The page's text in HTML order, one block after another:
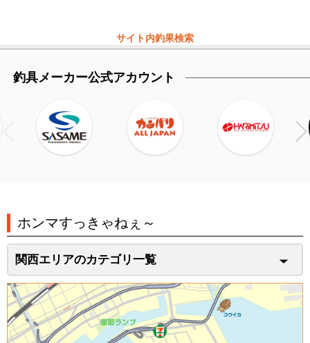
サイト内釣果検索
釣具メーカー公式アカウント
ホンマすっきゃねぇ～
関西エリアのカテゴリ一覧